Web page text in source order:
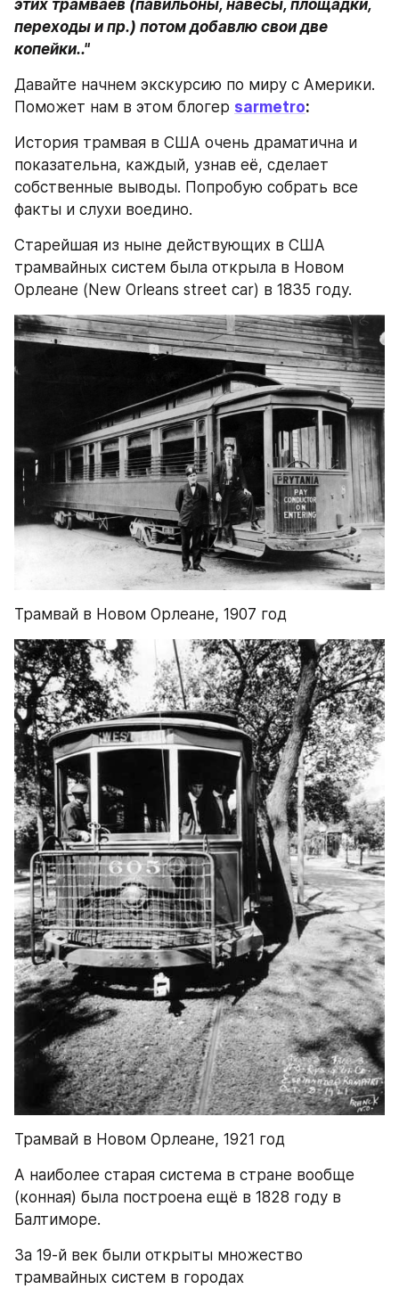
этих трамваев (павильоны, навесы, площадки,
переходы и пр.) потом добавлю свои две
копейки.."
Давайте начнем экскурсию по миру с Америки.
Поможет нам в этом блогер sarmetro:
История трамвая в США очень драматична и
показательна, каждый, узнав её, сделает
собственные выводы. Попробую собрать все
факты и слухи воедино.
Старейшая из ныне действующих в США
трамвайных систем была открыла в Новом
Орлеане (New Orleans street car) в 1835 году.
Трамвай в Новом Орлеане, 1907 год
Трамвай в Новом Орлеане, 1921 год
А наиболее старая система в стране вообще
(конная) была построена ещё в 1828 году в
Балтиморе.
За 19-й век были открыты множество
трамвайных систем в городах